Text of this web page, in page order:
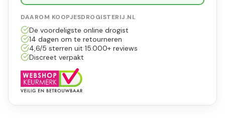
DAAROM KOOPJESDROGISTERIJ.NL
De voordeligste online drogist
14 dagen om te retourneren
4,6/5 sterren uit 15.000+ reviews
Discreet verpakt